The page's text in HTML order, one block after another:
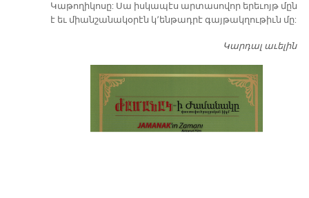
Կաթողիկոսը: Սա իսկապէս արտասովոր երեւոյթ մըն
է եւ միանշանակօրէն կ՚ենթադրէ գայթակղութիւն մը:
Կարդալ աւելին